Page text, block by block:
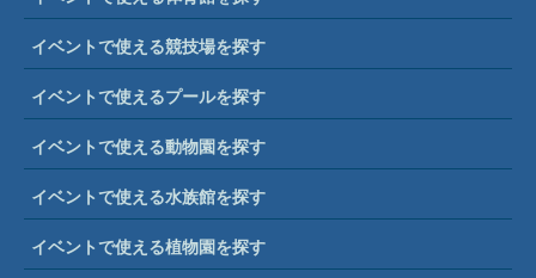
イベントで使える競技場を探す
イベントで使えるプールを探す
イベントで使える動物園を探す
イベントで使える水族館を探す
イベントで使える植物園を探す